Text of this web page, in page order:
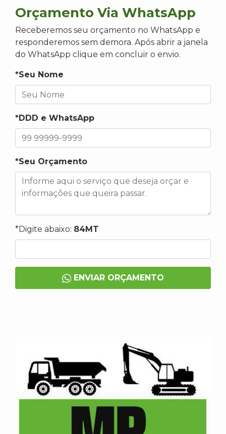
Orçamento Via WhatsApp
Receberemos seu orçamento no WhatsApp e
responderemos sem demora. Após abrir a janela
do WhatsApp clique em concluir o envio.
*Seu Nome
*DDD e WhatsApp
*Seu Orçamento
*Digite abaixo: 84MT
ENVIAR ORÇAMENTO